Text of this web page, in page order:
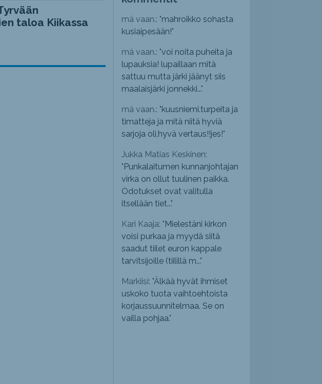
taloa Kiikassa
mä vaan.: "mahroikko sohasta
kusiaipesään!"
mä vaan.: "voi noita puheita ja
lupauksia! lupaillaan mitä
sattuu mutta järki jäänyt siis
maalaisjärki jonnekki..."
mä vaan.: "kuusniemi.turpeita ja
timatteja ja mitä niitä hyviä
sarjoja oli,hyvä vertaus!!jes!"
Jukka Matias Keskinen:
" Punkalaitumen kunnanjohtajan
virka on ollut tuulinen paikka.
Odotukset ovat valitulla
itsellään tiet..."
Kari Kaaja: " Mielestäni kirkon
voisi purkaa ja myydä siitä
saadut tiilet euron kappale
tarvitsijoille (tiilillä m..."
Markiisi: "Älkää hyvät ihmiset
uskoko tuota vaihtoehtoista
korjaussuunnitelmaa. Se on
vailla pohjaa."